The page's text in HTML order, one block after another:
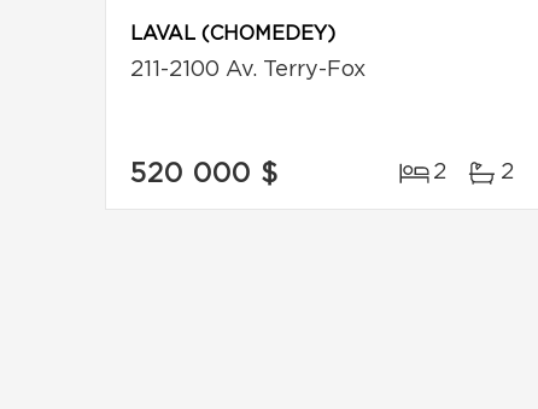
LAVAL (CHOMEDEY)
211-2100 Av. Terry-Fox
520 000 $ 2 2